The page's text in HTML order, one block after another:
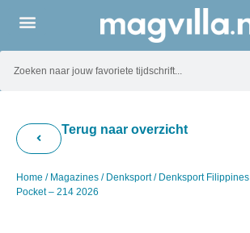
Terug naar overzicht
Home / Magazines / Denksport/ Denksport Filippines
Pocket – 214 2026